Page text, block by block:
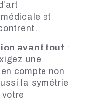
et
avant tout :
une
compte non
la symétrie